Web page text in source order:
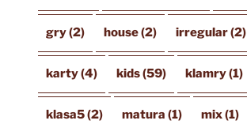
gry(2) house(2) irregular(2)
karty(4) kids(59) klamry(1)
klasa5(2) matura (1) mix(1)